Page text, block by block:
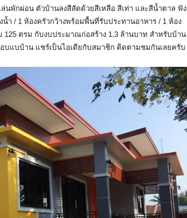
นพักผ่อน ตัวบ้านลงสีสัดด้วยสีเหลือ สีเท่า และสีน้ำตาล ฟัง
ำ / 1 ห้องครัวกว้างพร้อมพื้นที่รับประทานอาหาร / 1 ห้อง
ตรม กับงบประมาณก่อสร้าง 1.3 ล้านบาท สำหรับบ้าน
บแบบ้าน แชร์เป็นไอเดียกับสมาชิก ติดตามชมกันเลยครับ